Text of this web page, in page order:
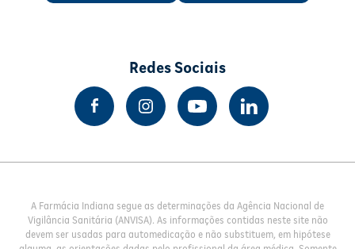
Redes Sociais
A Farmácia Indiana segue as determinações da Agência Nacional de
Vigilância Sanitária (ANVISA). As informações contidas neste site não
devem ser usadas para automedicação e não substituem, em hipótese